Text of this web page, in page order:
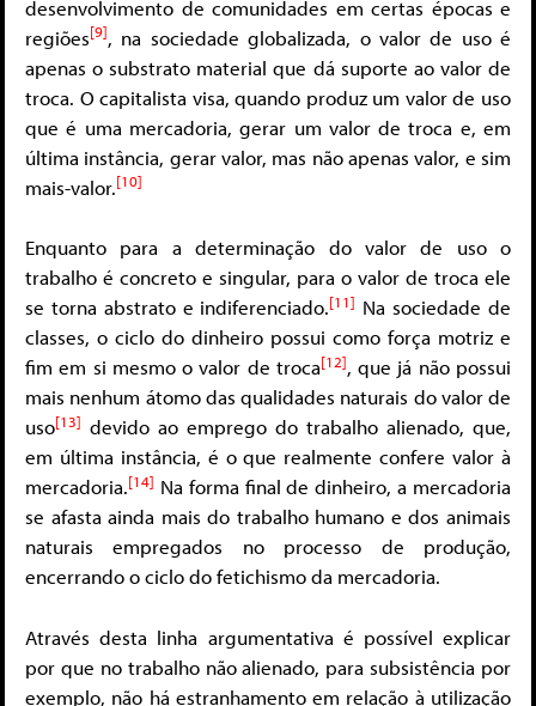
desenvolvimento de comunidades em certas épocas e
regiões[9], na sociedade globalizada, o valor de uso é
apenas o substrato material que dá suporte ao valor de
troca. O capitalista visa, quando produz um valor de uso
que é uma mercadoria, gerar um valor de troca e, em
última instância, gerar valor, mas não apenas valor, e sim
mais-valor.[10]
Enquanto para a determinação do valor de uso o
trabalho é concreto e singular, para o valor de troca ele
se torna abstrato e indiferenciado.[11] Na sociedade de
classes, o ciclo do dinheiro possui como força motriz e
fim em si mesmo o valor de troca[12], que já não possui
mais nenhum átomo das qualidades naturais do valor de
uso[13] devido ao emprego do trabalho alienado, que,
em última instância, é o que realmente confere valor à
mercadoria.[14] Na forma final de dinheiro, a mercadoria
se afasta ainda mais do trabalho humano e dos animais
naturais empregados no processo de produção,
encerrando o ciclo do fetichismo da mercadoria.
Através desta linha argumentativa é possível explicar
por que no trabalho não alienado, para subsistência por
exemplo, não há estranhamento em relação à utilização